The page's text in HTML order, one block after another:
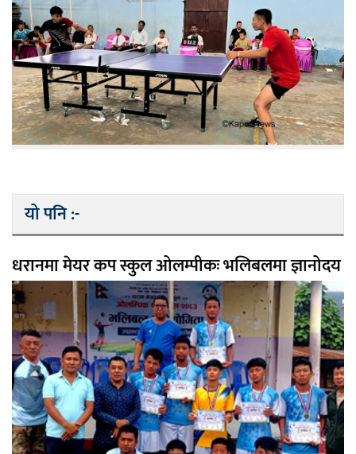
यो पनि :-
धरानमा मेयर कप स्कुल ओलम्पीकः भलिबलमा ज्ञानोदय